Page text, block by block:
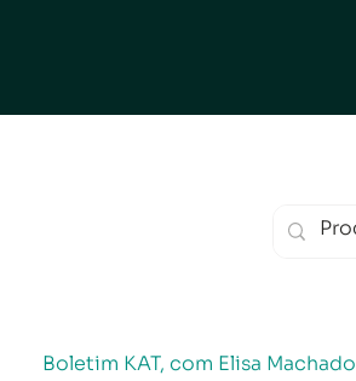
Boletim KAT, com Elisa Machado